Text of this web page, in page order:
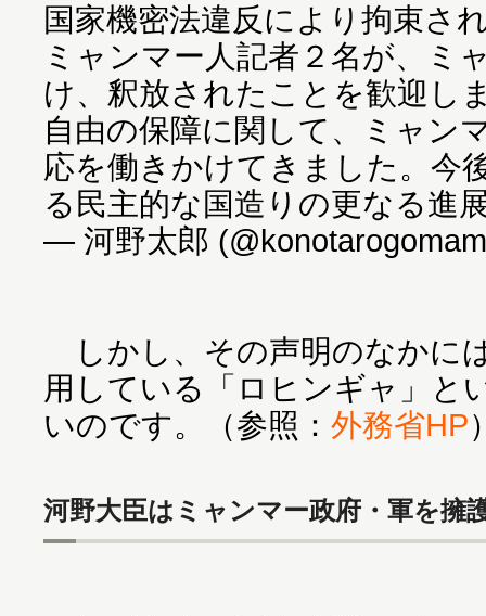
国家機密法違反により拘束さ
ミャンマー人記者２名が、ミ
け、釈放されたことを歓迎し
自由の保障に関して、ミャン
応を働きかけてきました。今
る民主的な国造りの更なる進
— 河野太郎
しかし、その声明のなかに
用している「ロヒンギャ」と
いのです。（参照： 外務省HP
河野大臣はミャンマー政府・軍を擁